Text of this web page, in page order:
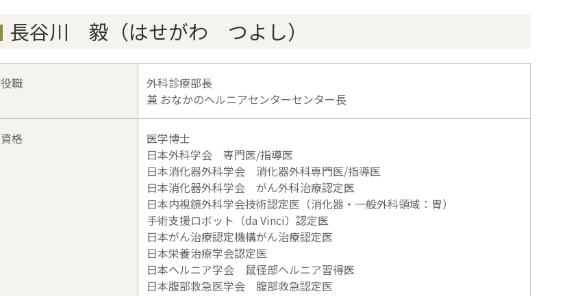
長谷川 毅（はせがわ つよし）
役職
外科診療部長
兼 おなかのヘルニアセンターセンター長
資格
医学博士
日本外科学会 専門医/指導医
日本消化器外科学会 消化器外科専門医/指導医
日本消化器外科学会 がん外科治療認定医
日本内視鏡外科学会技術認定医（消化器・一般外科領域：胃）
手術支援ロボット（da Vinci）認定医
日本がん治療認定機構がん治療認定医
日本栄養治療学会認定医
日本ヘルニア学会 鼠径部ヘルニア習得医
日本腹部救急医学会 腹部救急認定医